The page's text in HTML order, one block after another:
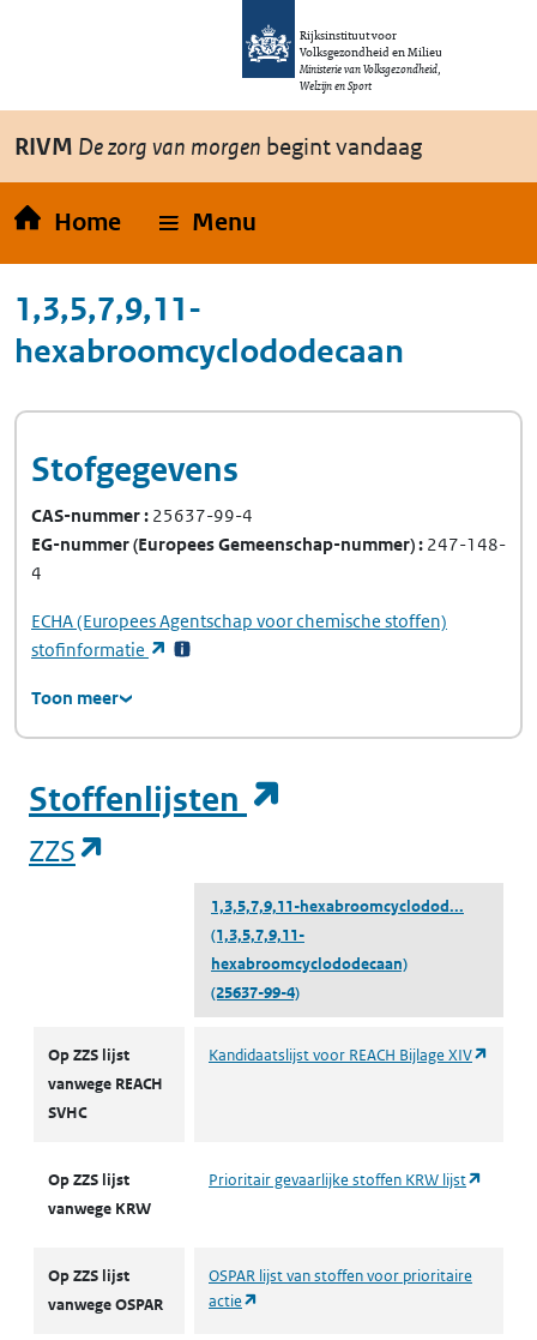
Overslaan en naar de inhoud gaan
Rijksinstituut voor
Volksgezondheid en Milieu
Ministerie van Volksgezondheid,
Welzijn en Sport
RIVM De zorg van morgen begint vandaag
Home Menu
1,3,5,7,9,11-
hexabroomcyclododecaan
Stofgegevens
CAS-nummer 25637-99-4
EG-nummer(Europees Gemeenschap-nummer) 247-148-
4
ECHA(Europees Agentschap voor chemische stoffen)
stofinformatie
(opent in een nieuw tabblad)
Toon meer
Stoffenlijsten
ZZS
1,3,5,7,9,11-hexabroomcyclodod...
(1,3,5,7,9,11-
hexabroomcyclododecaan)
(25637-99-4)
Op ZZS lijst
vanwege REACH
SVHC
Kandidaatslijst voor REACH Bijlage XIV
Op ZZS lijst
vanwege KRW
Prioritair gevaarlijke stoffen KRW lijst
Op ZZS lijst
vanwege OSPAR
OSPAR lijst van stoffen voor prioritaire
actie